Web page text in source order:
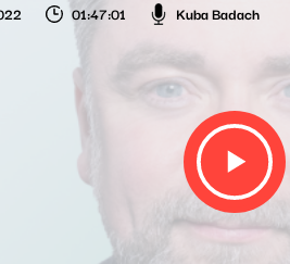
01:47:01 Kuba Badach